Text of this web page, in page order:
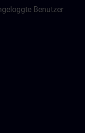
Benutzer